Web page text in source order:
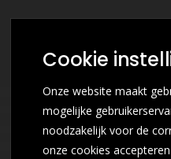
Cookie
Onze website maakt
mogelijke
noodzakelijk voor de
onze cookies